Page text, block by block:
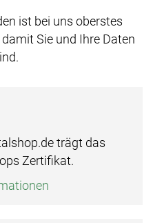
ist bei uns oberstes
Sie und Ihre Daten
trägt das
Zertifikat.